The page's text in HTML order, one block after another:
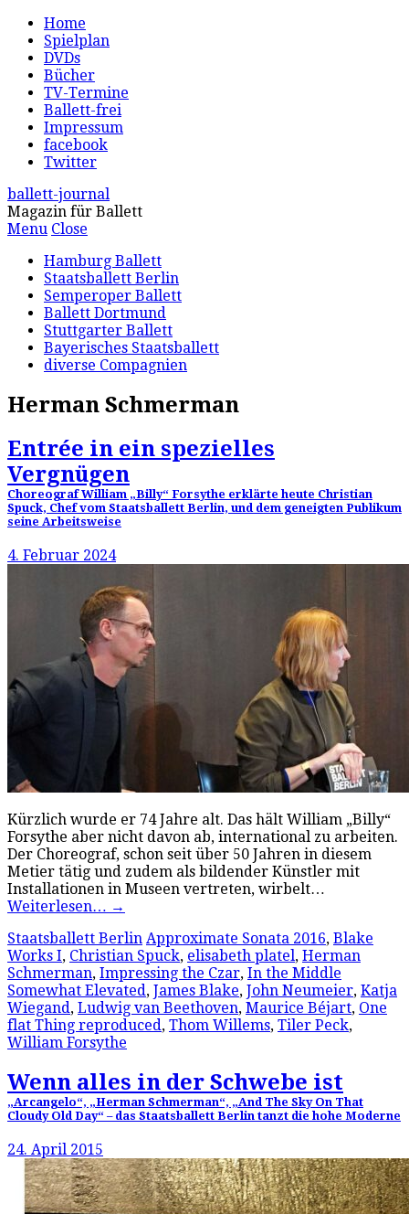
Home
Spielplan
DVDs
Bücher
TV-Termine
Ballett-frei
Impressum
facebook
Twitter
ballett-journal
Magazin für Ballett
Menu Close
Hamburg Ballett
Staatsballett Berlin
Semperoper Ballett
Ballett Dortmund
Stuttgarter Ballett
Bayerisches Staatsballett
diverse Compagnien
Herman Schmerman
Entrée in ein spezielles
Vergnügen
Choreograf William „Billy“ Forsythe erklärte heute Christian
Spuck, Chef vom Staatsballett Berlin, und dem geneigten Publikum
seine Arbeitsweise
4. Februar 2024
Kürzlich wurde er 74 Jahre alt. Das hält William „Billy“
Forsythe aber nicht davon ab, international zu arbeiten.
Der Choreograf, schon seit über 50 Jahren in diesem
Metier tätig und zudem als bildender Künstler mit
Installationen in Museen vertreten, wirbelt…
Weiterlesen… →
Staatsballett Berlin Approximate Sonata 2016, Blake
Works I, Christian Spuck, elisabeth platel, Herman
Schmerman, Impressing the Czar, In the Middle
Somewhat Elevated, James Blake, John Neumeier, Katja
Wiegand, Ludwig van Beethoven, Maurice Béjart, One
flat Thing reproduced, Thom Willems, Tiler Peck,
William Forsythe
Wenn alles in der Schwebe ist
„Arcangelo“, „Herman Schmerman“, „And The Sky On That
Cloudy Old Day“ – das Staatsballett Berlin tanzt die hohe Moderne
24. April 2015